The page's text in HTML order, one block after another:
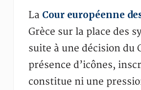
La Cour européenne
Grèce sur la place des
suite à une décision du
présence d’icônes,
constitue ni une